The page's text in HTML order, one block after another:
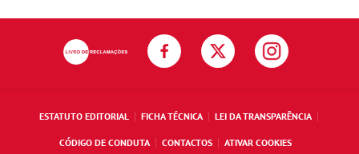
ESTATUTO EDITORIAL FICHA TÉCNICA LEI DA TRANSPARÊNCIA
CÓDIGO DE CONDUTA CONTACTOS ATIVAR COOKIES